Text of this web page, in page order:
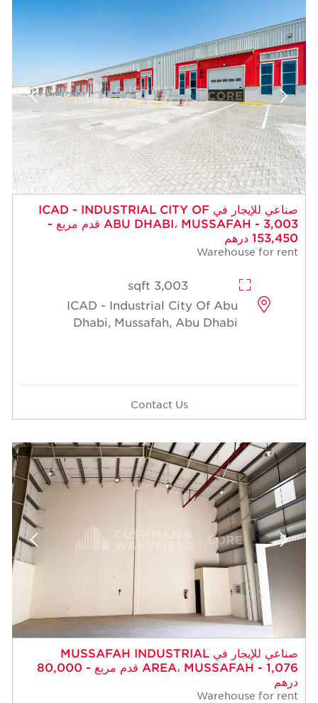
صناعي للإيجار في ICAD - INDUSTRIAL CITY OF
ABU DHABI، MUSSAFAH - 3,003 قدم مربع -
153,450 درهم
Warehouse for rent
3,003 sqft
ICAD - Industrial City Of Abu
Dhabi, Mussafah, Abu Dhabi
Contact Us
صناعي للإيجار في MUSSAFAH INDUSTRIAL
AREA، MUSSAFAH - 1,076 قدم مربع - 80,000
درهم
Warehouse for rent